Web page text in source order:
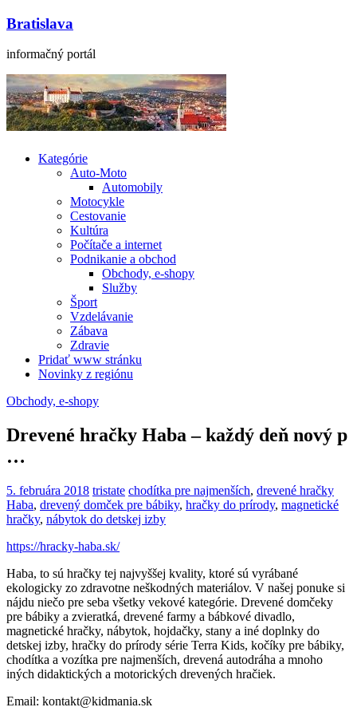
Bratislava
informačný portál
Kategórie
Auto-Moto
Automobily
Motocykle
Cestovanie
Kultúra
Počítače a internet
Podnikanie a obchod
Obchody, e-shopy
Služby
Šport
Vzdelávanie
Zábava
Zdravie
Pridať www stránku
Novinky z regiónu
Obchody, e-shopy
Drevené hračky Haba – každý deň nový p
…
5. februára 2018 tristate chodítka pre najmenších, drevené hračky
Haba, drevený domček pre bábiky, hračky do prírody, magnetické
hračky, nábytok do detskej izby
https://hracky-haba.sk/
Haba, to sú hračky tej najvyššej kvality, ktoré sú vyrábané
ekologicky zo zdravotne neškodných materiálov. V našej ponuke si
nájdu niečo pre seba všetky vekové kategórie. Drevené domčeky
pre bábiky a zvieratká, drevené farmy a bábkové divadlo,
magnetické hračky, nábytok, hojdačky, stany a iné doplnky do
detskej izby, hračky do prírody série Terra Kids, kočíky pre bábiky,
chodítka a vozítka pre najmenších, drevená autodráha a mnoho
iných didaktických a motorických drevených hračiek.
Email: kontakt@kidmania.sk